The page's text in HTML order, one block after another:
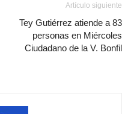
Artículo siguiente
Tey Gutiérrez atiende a 83
personas en Miércoles
Ciudadano de la V. Bonfil